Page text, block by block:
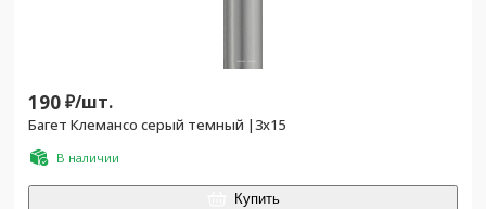
190₽/шт.
Багет Клемансо серый темный |3x15
В наличии
Купить